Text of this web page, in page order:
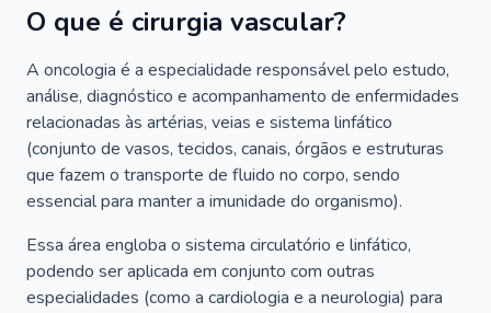
O que é cirurgia vascular?
A oncologia é a especialidade responsável pelo estudo,
análise, diagnóstico e acompanhamento de enfermidades
relacionadas às artérias, veias e sistema linfático
(conjunto de vasos, tecidos, canais, órgãos e estruturas
que fazem o transporte de fluido no corpo, sendo
essencial para manter a imunidade do organismo).
Essa área engloba o sistema circulatório e linfático,
podendo ser aplicada em conjunto com outras
especialidades (como a cardiologia e a neurologia) para